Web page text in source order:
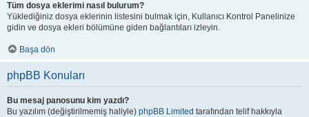
Tüm dosya eklerimi nasıl bulurum?
Yüklediğiniz dosya eklerinin listesini bulmak için, Kullanıcı Kontrol Panelinize
gidin ve dosya ekleri bölümüne giden bağlantıları izleyin.
Başa dön
phpBB Konuları
Bu mesaj panosunu kim yazdı?
Bu yazılım (değiştirilmemiş haliyle) phpBB Limited tarafından telif hakkıyla